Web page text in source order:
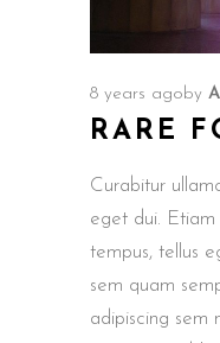
8 years agoby
RARE
Curabitur
eget dui. Etiam
tempus, tellus
sem quam
adipiscing sem